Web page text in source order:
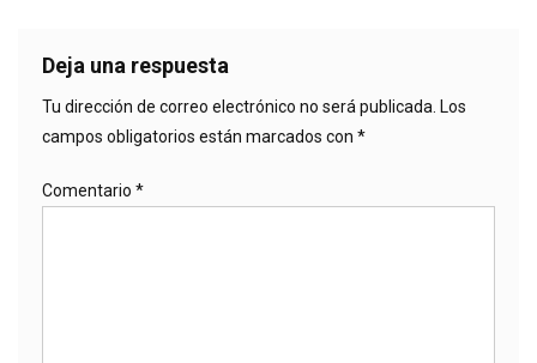
Deja una respuesta
Tu dirección de correo electrónico no será publicada. Los
campos obligatorios están marcados con *
Comentario *